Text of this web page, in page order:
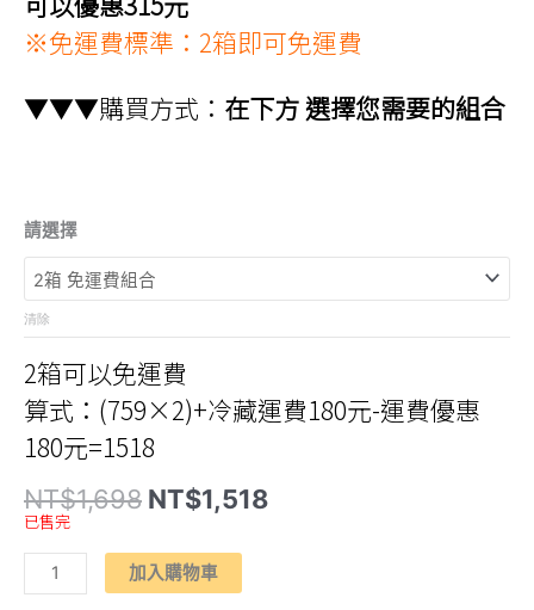
※免運費標準：2箱即可免運費
▼▼▼購買方式： 在下方 選擇您需要的組合
請選擇
清除
2箱可以免運費
算式：(759×2)+冷藏運費180元-運費優惠
180元=1518
NT$1,698 原
始
格：
NT$1,698。
NT$1,518目
前
已售完
【珠
韻
加入購物車